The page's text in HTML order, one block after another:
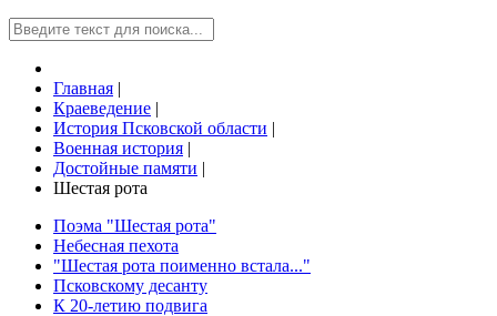
Главная |
Краеведение |
История Псковской области |
Военная история |
Достойные памяти |
Шестая рота
Поэма "Шестая рота"
Небесная пехота
"Шестая рота поименно встала..."
Псковскому десанту
К 20-летию подвига